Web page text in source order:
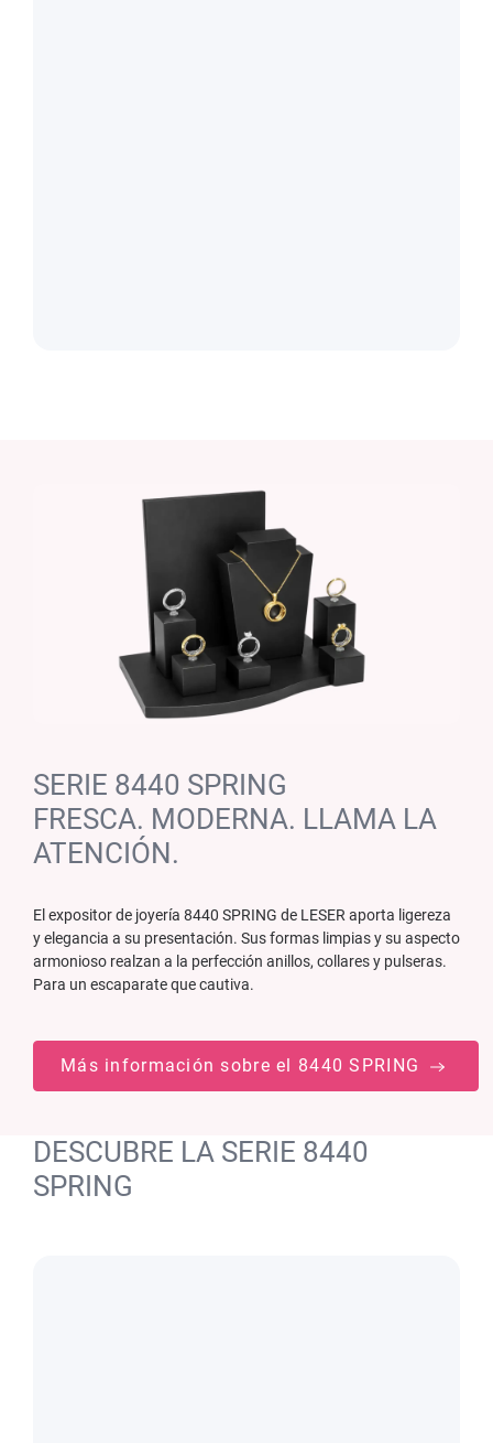
SERIE 8440 SPRING
FRESCA. MODERNA. LLAMA LA
ATENCIÓN.
El expositor de joyería 8440 SPRING de LESER aporta ligereza
y elegancia a su presentación. Sus formas limpias y su aspecto
armonioso realzan a la perfección anillos, collares y pulseras.
Para un escaparate que cautiva.
Más información sobre el 8440 SPRING
DESCUBRE LA SERIE 8440
SPRING